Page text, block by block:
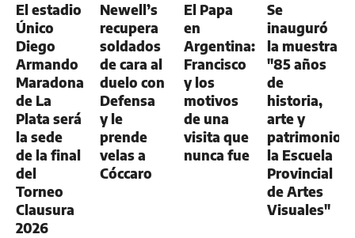
El estadio
Único
Diego
Armando
Maradona
de La
Plata será
la sede
de la final
del
Torneo
Clausura
2026
Newell’s
recupera
soldados
de cara al
duelo con
Defensa
y le
prende
velas a
Cóccaro
El Papa
en
Argentina:
Francisco
y los
motivos
de una
visita que
nunca fue
Se
inauguró
la muestra
"85 años
de
historia,
arte y
patrimonio:
la Escuela
Provincial
de Artes
Visuales"